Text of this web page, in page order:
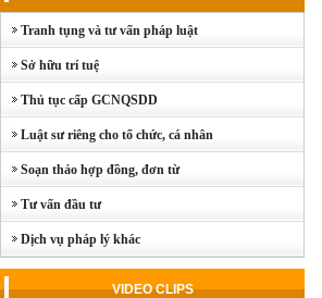
Tranh tụng và tư vấn pháp luật
Sở hữu trí tuệ
Thủ tục cấp GCNQSDD
Luật sư riêng cho tổ chức, cá nhân
Soạn thảo hợp đồng, đơn từ
Tư vấn đầu tư
Dịch vụ pháp lý khác
VIDEO CLIPS